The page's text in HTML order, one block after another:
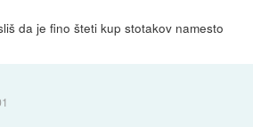
da je fino šteti kup stotakov namesto